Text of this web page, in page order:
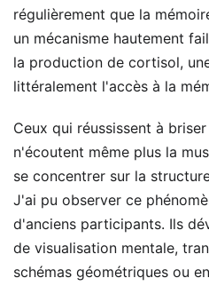
régulièrement que la
un mécanisme hautement
la production de cortisol,
littéralement l'accès à la
Ceux qui réussissent à
n'écoutent même plus la
se concentrer sur la
J'ai pu observer ce
d'anciens participants. Ils
de visualisation mentale,
schémas géométriques ou